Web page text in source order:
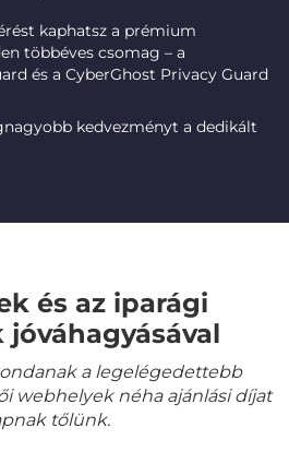
kaphatsz a prémium
többéves csomag – a
és a CyberGhost Privacy Guard
kedvezményt a dedikált
és az iparági
jóváhagyásával
a legelégedettebb
webhelyek néha ajánlási díjat
tőlünk.